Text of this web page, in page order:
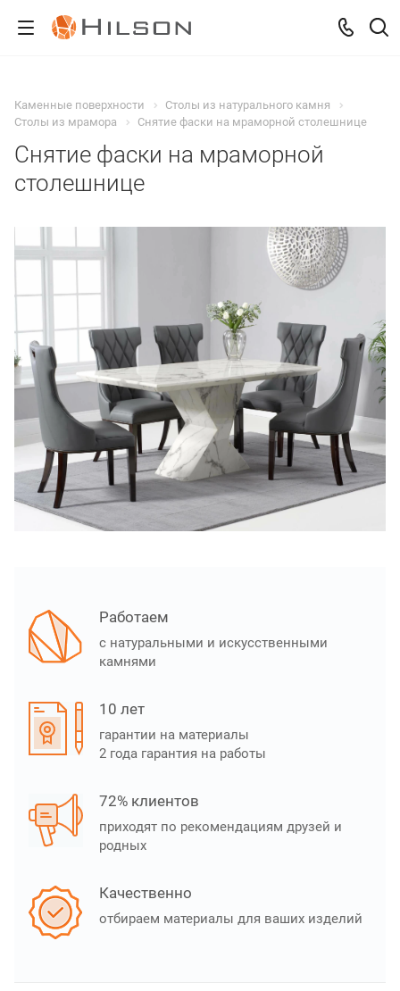
Каменные поверхности
Столы из натурального камня
Столы из мрамора
Снятие фаски на мраморной столешнице
Снятие фаски на мраморной
столешнице
Работаем
с натуральными и искусственными
камнями
10 лет
гарантии на материалы
2 года гарантия на работы
72% клиентов
приходят по рекомендациям друзей и
родных
Качественно
отбираем материалы для ваших изделий